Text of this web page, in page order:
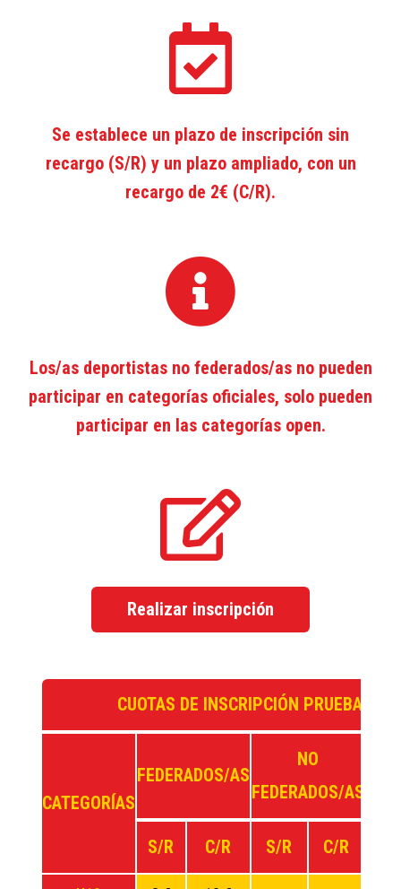
Se establece un plazo de inscripción sin
recargo (S/R) y un plazo ampliado, con un
recargo de 2€ (C/R).
Los/as deportistas no federados/as no pueden
participar en categorías oficiales, solo pueden
participar en las categorías open.
Realizar inscripción
CUOTAS DE INSCRIPCIÓN PRUEBA
CATEGORÍAS
FEDERADOS/AS
NO
FEDERADOS/AS
S/R C/R S/R C/R